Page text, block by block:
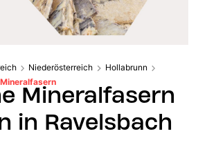
Niederösterreich
Hollabrunn
Mineralfasern
in Ravelsbach